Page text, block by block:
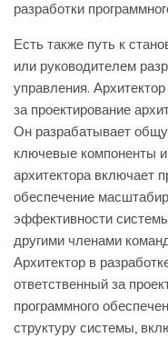
разработки
Есть также путь к
или руководителем
управления.
за проектирование
Он разрабатывает
ключевые компоненты
архитектора включает
обеспечение
эффективности
другими членами
Архитектор в
ответственный за
программного
структуру системы,